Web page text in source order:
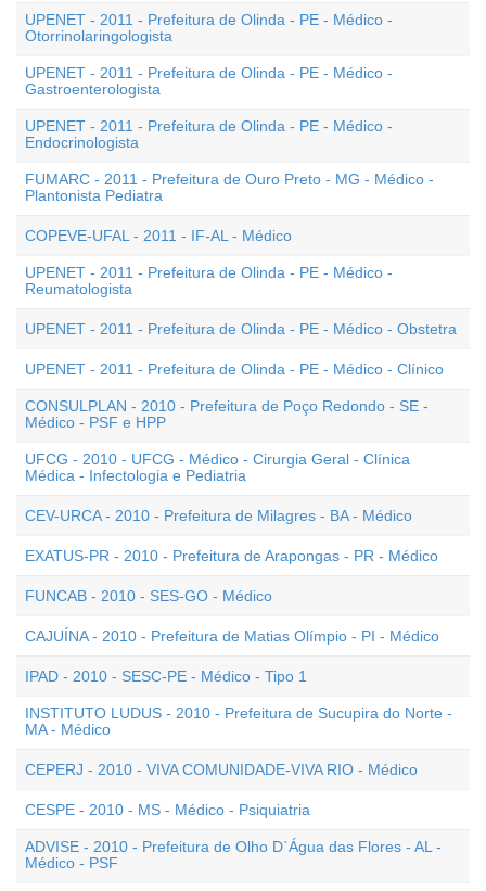
UPENET - 2011 - Prefeitura de Olinda - PE - Médico -
Otorrinolaringologista
UPENET - 2011 - Prefeitura de Olinda - PE - Médico -
Gastroenterologista
UPENET - 2011 - Prefeitura de Olinda - PE - Médico -
Endocrinologista
FUMARC - 2011 - Prefeitura de Ouro Preto - MG - Médico -
Plantonista Pediatra
COPEVE-UFAL - 2011 - IF-AL - Médico
UPENET - 2011 - Prefeitura de Olinda - PE - Médico -
Reumatologista
UPENET - 2011 - Prefeitura de Olinda - PE - Médico - Obstetra
UPENET - 2011 - Prefeitura de Olinda - PE - Médico - Clínico
CONSULPLAN - 2010 - Prefeitura de Poço Redondo - SE -
Médico - PSF e HPP
UFCG - 2010 - UFCG - Médico - Cirurgia Geral - Clínica
Médica - Infectologia e Pediatria
CEV-URCA - 2010 - Prefeitura de Milagres - BA - Médico
EXATUS-PR - 2010 - Prefeitura de Arapongas - PR - Médico
FUNCAB - 2010 - SES-GO - Médico
CAJUÍNA - 2010 - Prefeitura de Matias Olímpio - PI - Médico
IPAD - 2010 - SESC-PE - Médico - Tipo 1
INSTITUTO LUDUS - 2010 - Prefeitura de Sucupira do Norte -
MA - Médico
CEPERJ - 2010 - VIVA COMUNIDADE-VIVA RIO - Médico
CESPE - 2010 - MS - Médico - Psiquiatria
ADVISE - 2010 - Prefeitura de Olho D`Água das Flores - AL -
Médico - PSF